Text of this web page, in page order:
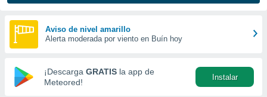
las
forma
digital
basada
Aviso de nivel amarillo
Alerta moderada por viento en Buín hoy
¡Descarga GRATIS la app de
Meteored!
Instalar